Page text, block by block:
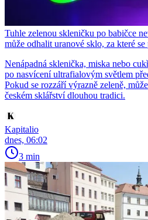
Tuhle zelenou skleničku po babičce
může odhalit uranové sklo, za které
Nenápadná sklenička, miska nebo
po nasvícení ultrafialovým světlem
Pokud se rozzáří výrazně zeleně,
českém sklářství dlouhou tradici.
Kapitalio
dnes, 06:02
3 min